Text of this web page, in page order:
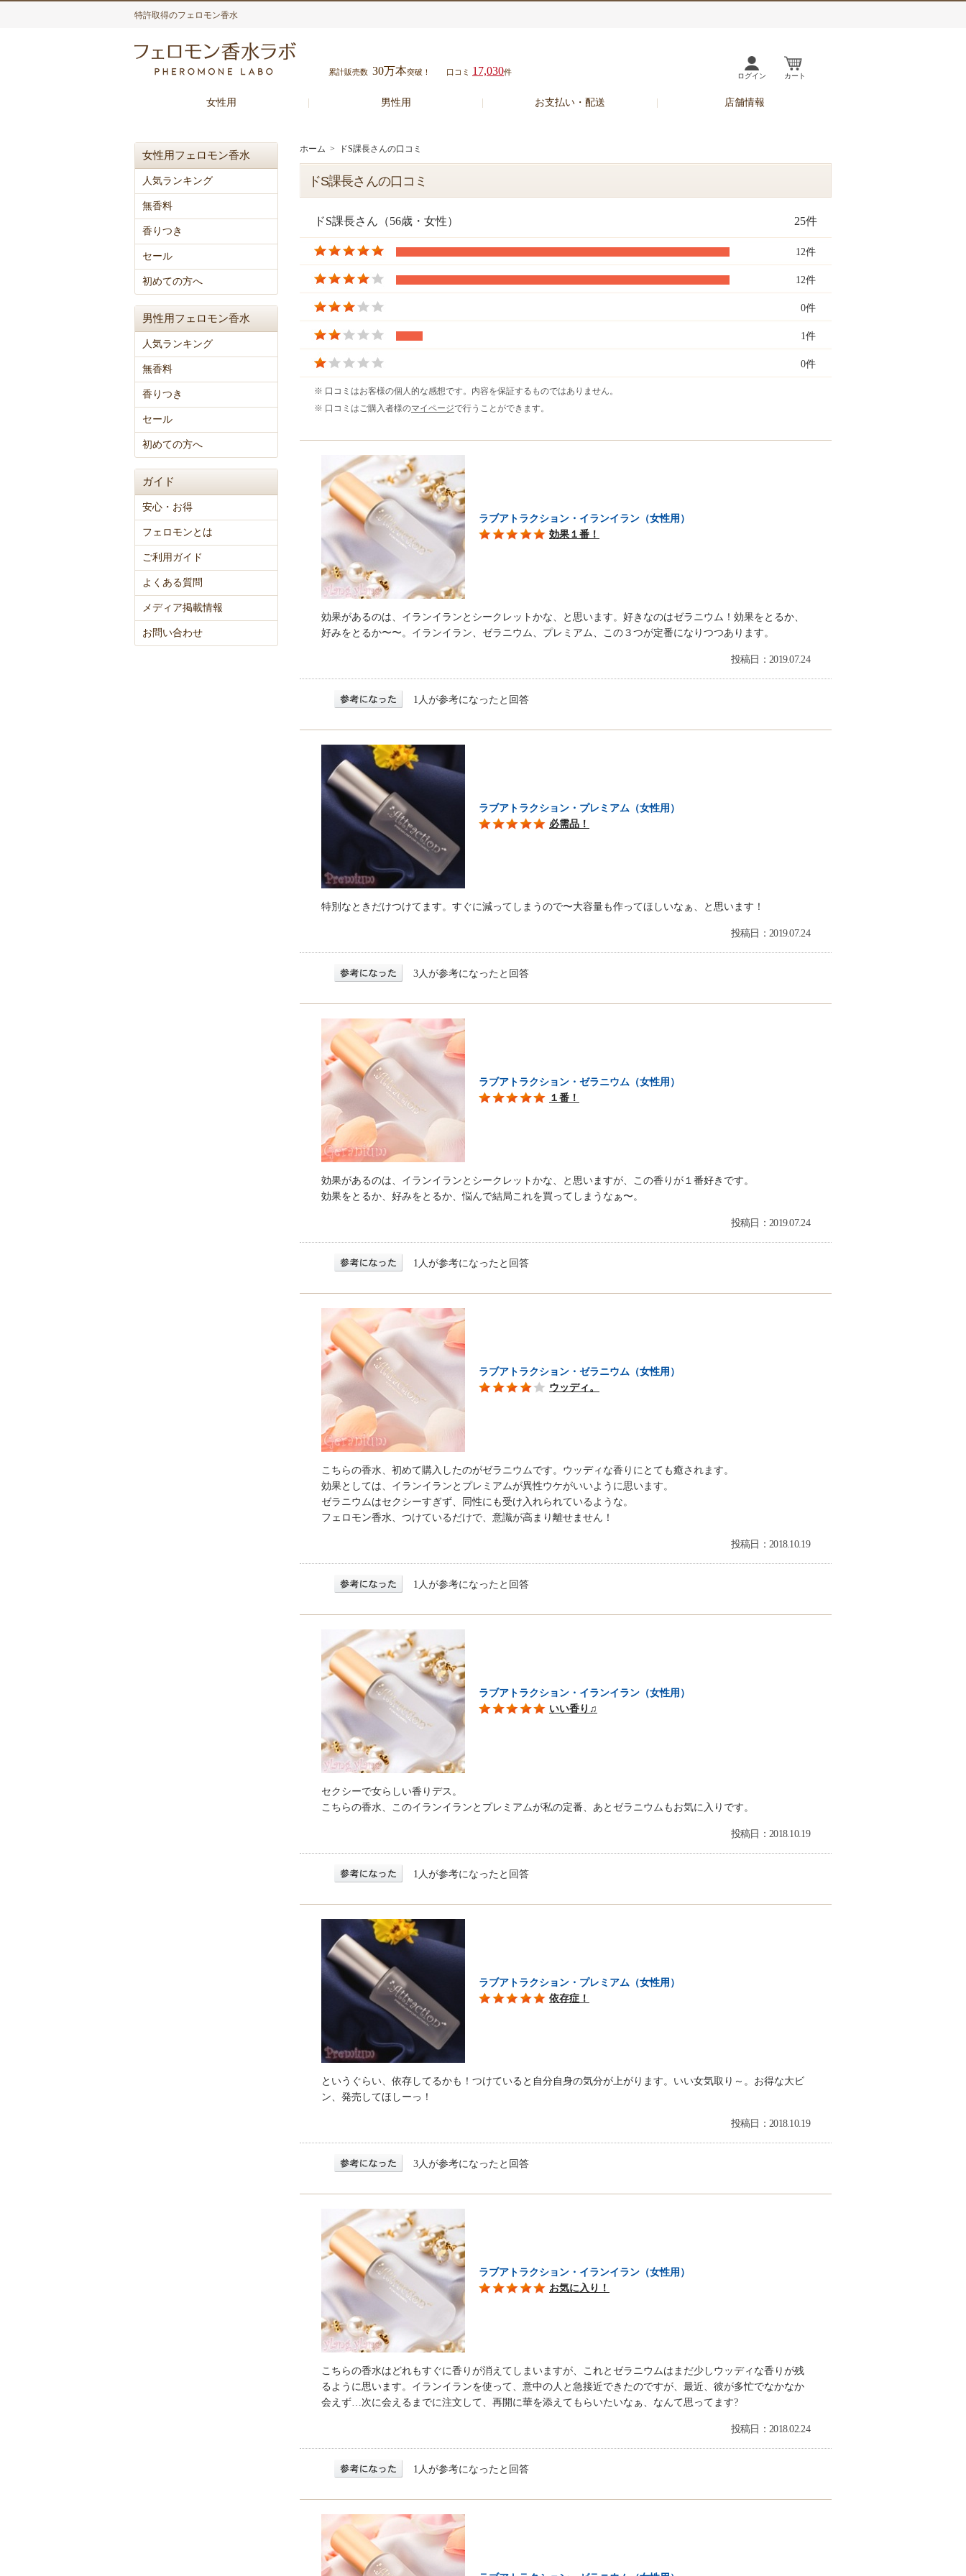
特許取得のフェロモン香水
累計販売数 30万本突破！ 口コミ 17,030件 ログイン カート
女性用 男性用 お支払い・配送 店舗情報
ホーム > ドS課長さんの口コミ
ドS課長さんの口コミ
ドS課長さん（56歳・女性） 25件
12件
12件
0件
1件
0件
※ 口コミはお客様の個人的な感想です。内容を保証するものではありません。
※ 口コミはご購入者様のマイページで行うことができます。
ラブアトラクション・イランイラン（女性用）
効果１番！
効果があるのは、イランイランとシークレットかな、と思います。好きなのはゼラニウム！効果をとるか、
好みをとるか〜〜。イランイラン、ゼラニウム、プレミアム、この３つが定番になりつつあります。
投稿日：2019.07.24
1人が参考になったと回答
ラブアトラクション・プレミアム（女性用）
必需品！
特別なときだけつけてます。すぐに減ってしまうので〜大容量も作ってほしいなぁ、と思います！
投稿日：2019.07.24
3人が参考になったと回答
ラブアトラクション・ゼラニウム（女性用）
１番！
効果があるのは、イランイランとシークレットかな、と思いますが、この香りが１番好きです。
効果をとるか、好みをとるか、悩んで結局これを買ってしまうなぁ〜。
投稿日：2019.07.24
1人が参考になったと回答
ラブアトラクション・ゼラニウム（女性用）
ウッディ。
こちらの香水、初めて購入したのがゼラニウムです。ウッディな香りにとても癒されます。
効果としては、イランイランとプレミアムが異性ウケがいいように思います。
ゼラニウムはセクシーすぎず、同性にも受け入れられているような。
フェロモン香水、つけているだけで、意識が高まり離せません！
投稿日：2018.10.19
1人が参考になったと回答
ラブアトラクション・イランイラン（女性用）
いい香り♫
セクシーで女らしい香りデス。
こちらの香水、このイランイランとプレミアムが私の定番、あとゼラニウムもお気に入りです。
投稿日：2018.10.19
1人が参考になったと回答
ラブアトラクション・プレミアム（女性用）
依存症！
というぐらい、依存してるかも！つけていると自分自身の気分が上がります。いい女気取り～。お得な大ビ
ン、発売してほしーっ！
投稿日：2018.10.19
3人が参考になったと回答
ラブアトラクション・イランイラン（女性用）
お気に入り！
こちらの香水はどれもすぐに香りが消えてしまいますが、これとゼラニウムはまだ少しウッディな香りが残
るように思います。イランイランを使って、意中の人と急接近できたのですが、最近、彼が多忙でなかなか
会えず…次に会えるまでに注文して、再開に華を添えてもらいたいなぁ、なんて思ってます?
投稿日：2018.02.24
1人が参考になったと回答
女性用フェロモン香水
人気ランキング
無香料
香りつき
セール
初めての方へ
男性用フェロモン香水
人気ランキング
無香料
香りつき
セール
初めての方へ
ガイド
安心・お得
フェロモンとは
ご利用ガイド
よくある質問
メディア掲載情報
お問い合わせ